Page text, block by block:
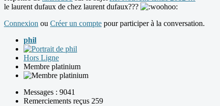
le laurent dufaux de chez laurent dufaux???
Connexion ou Créer un compte pour participer à la conversation.
phil
Hors Ligne
Membre platinium
Messages : 9041
Remerciements reçus 259